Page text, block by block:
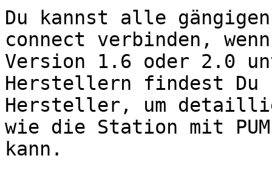
Du kannst alle
connect verbinden,
Version 1.6 oder 2.0
Herstellern findest
Hersteller, um
wie die Station mit
kann.